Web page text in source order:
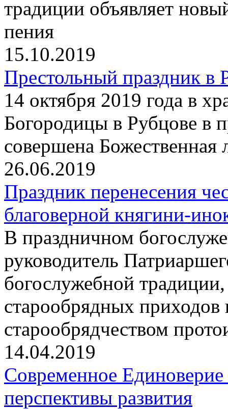
традиции объявляет
пения
15.10.2019
Престольный праздник в
14 октября 2019 года в
Богородицы в Рубцове в
совершена Божественная
26.06.2019
Праздник перенесения
благоверной княгини-
В праздничном
руководитель
богослужебной
старообрядных
старообрядчеством
14.04.2019
Современное
перспективы развития